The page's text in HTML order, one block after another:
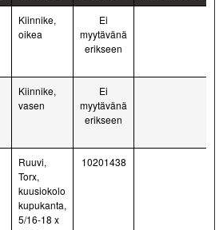
Kiinnike,
oikea
Ei
myytävänä
erikseen
Kiinnike,
vasen
Ei
myytävänä
erikseen
Ruuvi,
Torx,
kuusiokolo
kupukanta,
5/16-18 x
10201438